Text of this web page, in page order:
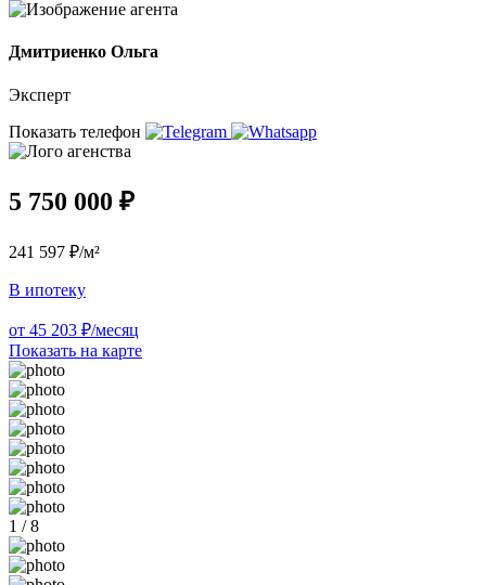
Дмитриенко Ольга
Эксперт
Показать телефон
5 750 000 ₽
241 597 ₽/м²
В ипотеку
от 45 203 ₽/месяц
Показать на карте
1 / 8